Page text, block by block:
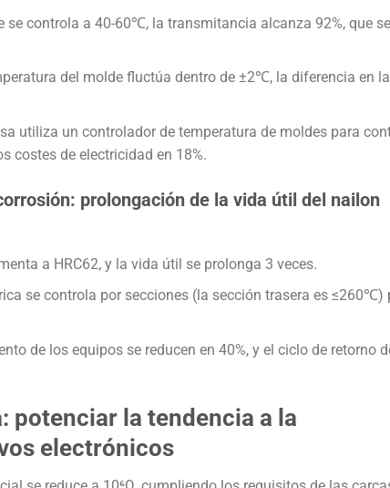
se controla a 40-60℃, la transmitancia alcanza 92%, que se
del molde fluctúa dentro de ±2℃, la diferencia en la
utiliza un controlador de temperatura de moldes para
costes de electricidad en 18%.
prolongación de la vida útil del nailon
a HRC62, y la vida útil se prolonga 3 veces.
se controla por secciones (la sección trasera es ≤260℃)
de los equipos se reducen en 40%, y el ciclo de retorno
potenciar la tendencia a la
electrónicos